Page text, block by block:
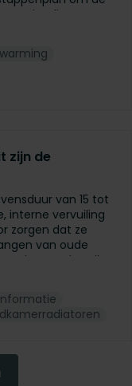
zijn de
van 15 tot
interne vervuiling
zorgen dat ze
van oude
investering zijn,
warmtepomp of